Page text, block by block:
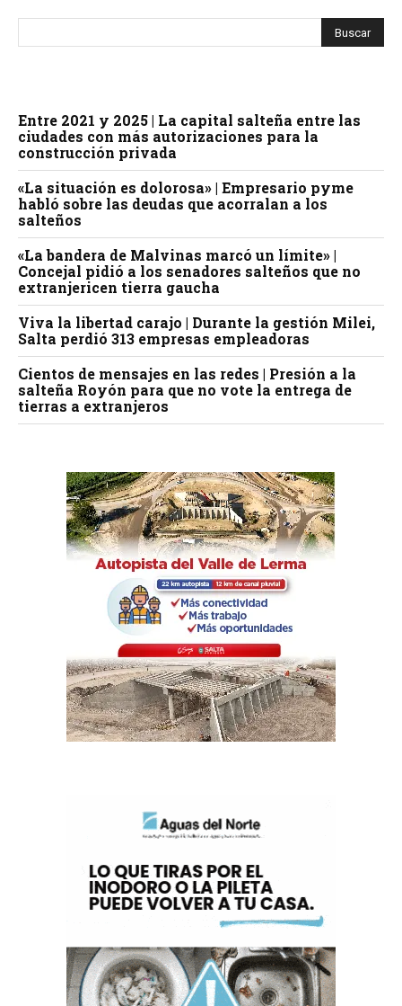
Entre 2021 y 2025 | La capital salteña entre las
ciudades con más autorizaciones para la
construcción privada
«La situación es dolorosa» | Empresario pyme
habló sobre las deudas que acorralan a los
salteños
«La bandera de Malvinas marcó un límite» |
Concejal pidió a los senadores salteños que no
extranjericen tierra gaucha
Viva la libertad carajo | Durante la gestión Milei,
Salta perdió 313 empresas empleadoras
Cientos de mensajes en las redes | Presión a la
salteña Royón para que no vote la entrega de
tierras a extranjeros